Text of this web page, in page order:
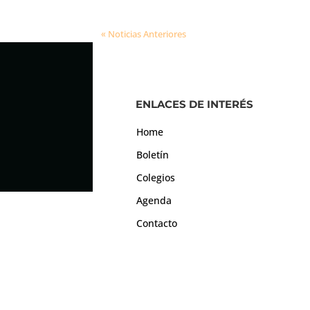
« Noticias Anteriores
ENLACES DE INTERÉS
Home
Boletín
Colegios
Agenda
Contacto